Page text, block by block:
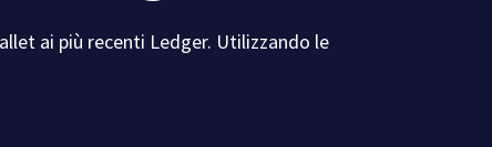
ai più recenti Ledger. Utilizzando le